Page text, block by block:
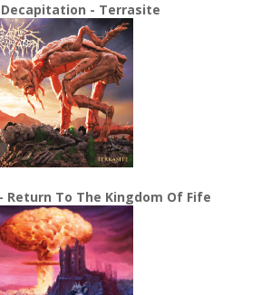
- Terrasite
Return To The Kingdom Of Fife